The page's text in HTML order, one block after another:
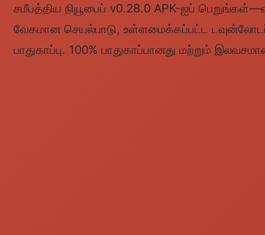
சமீபத்திய நியூபைப் v0.28.0 APK-ஐப்
வேகமான செயல்பாடு, உள்ளமைக்கப்பட்ட டவுன்லோடர்
பாதுகாப்பு. 100% பாதுகாப்பானது மற்றும்